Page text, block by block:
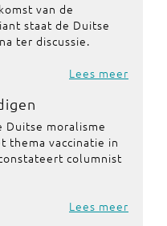
van de
staat de Duitse
ter discussie.
Lees meer
Duitse moralisme
thema vaccinatie in
columnist
Lees meer